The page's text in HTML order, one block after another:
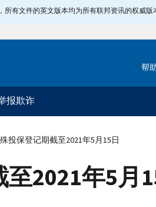
有文件的英文版本均为所有联邦资讯的权威版
帮
报欺诈
投保登记期截至2021年5月15日
2021年5月